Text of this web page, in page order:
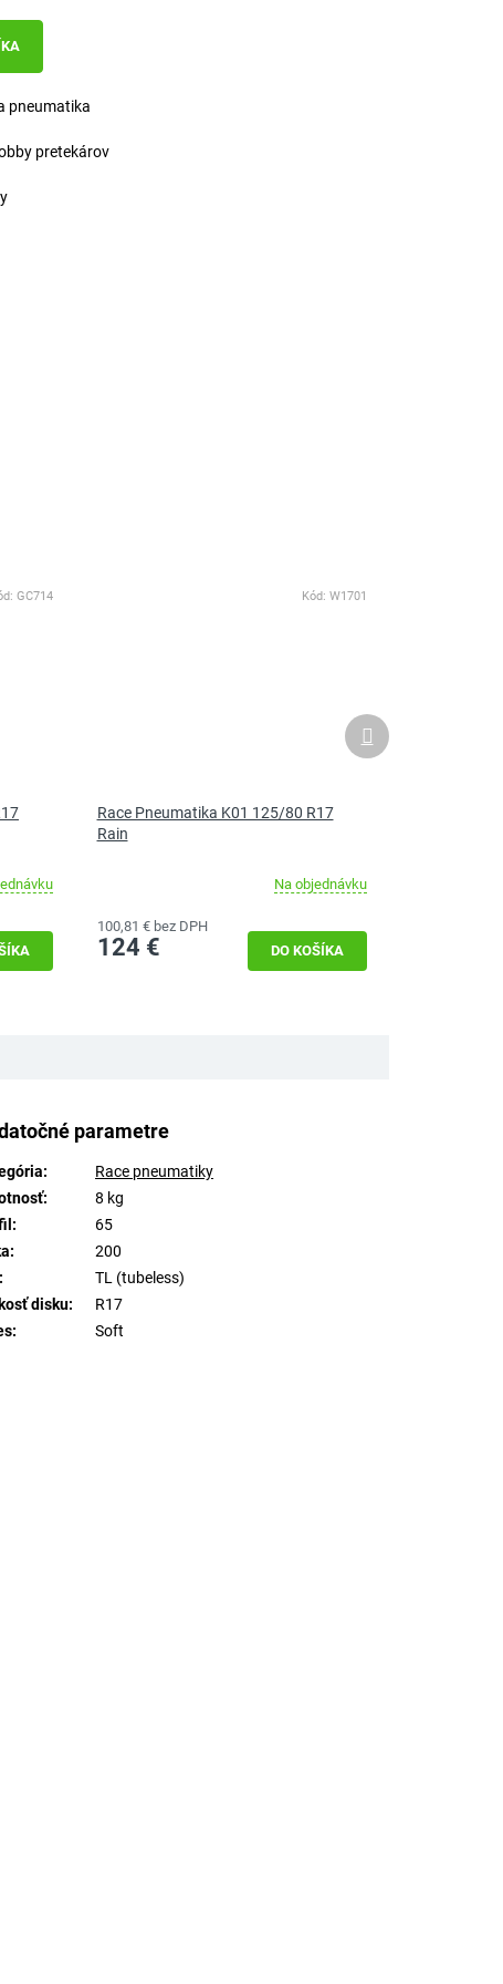
pneumatika
pretekárov
GC714
Race Pneumatika K01 125/80 R17
Rain
Na objednávku
100,81 € bez DPH
124 € DO KOŠÍKA
Kód: W1701
Ďalší
produkt
parametre
:
Race pneumatiky
:
8 kg
:
65
:
200
:
TL (tubeless)
disku:
R17
: Soft